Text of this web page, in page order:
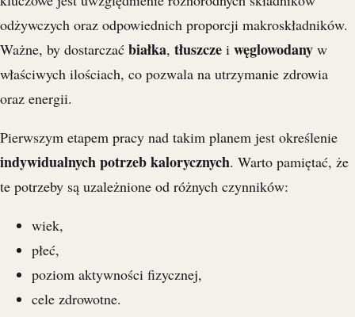
odżywczych oraz odpowiednich proporcji makroskładników.
Ważne, by dostarczać białka, tłuszcze i węglowodany w
właściwych ilościach, co pozwala na utrzymanie zdrowia
oraz energii.
Pierwszym etapem pracy nad takim planem jest określenie
indywidualnych potrzeb kalorycznych. Warto pamiętać, że
te potrzeby są uzależnione od różnych czynników:
wiek,
płeć,
poziom aktywności fizycznej,
cele zdrowotne.